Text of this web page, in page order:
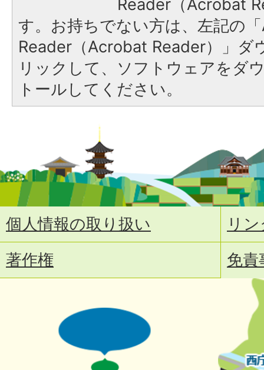
Reader（Acrobat
す。お持ちでない方は、左記の
Reader（Acrobat Reader）」ダ
リックして、ソフトウェアをダ
トールしてください。
個人情報の取り扱い
リ
著作権
免責